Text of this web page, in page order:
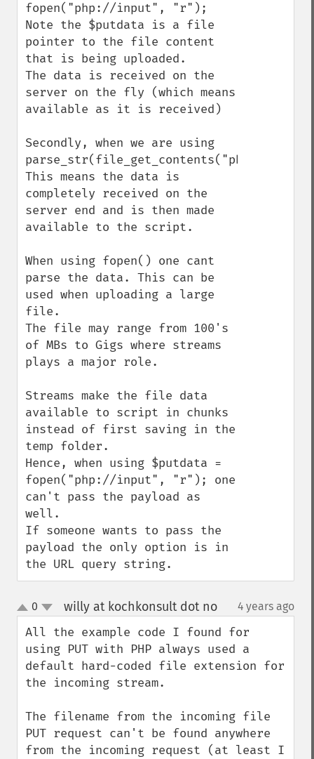
fopen("php://input", "r");
Note the $putdata is a file
pointer to the file content
that is being uploaded.
The data is received on the
server on the fly (which means
available as it is received)
Secondly, when we are using
parse_str(file_get_contents("php://
This means the data is
completely received on the
server end and is then made
available to the script.
When using fopen() one cant
parse the data. This can be
used when uploading a large
file.
The file may range from 100's
of MBs to Gigs where streams
plays a major role.
Streams make the file data
available to script in chunks
instead of first saving in the
temp folder.
Hence, when using $putdata =
fopen("php://input", "r"); one
can't pass the payload as
well.
If someone wants to pass the
payload the only option is in
the URL query string.
up
down
0 willy at kochkonsult dot no¶ 4 years ago
All the example code I found for
using PUT with PHP always used a
default hard-coded file extension for
the incoming stream.
The filename from the incoming file
PUT request can't be found anywhere
from the incoming request (at least I